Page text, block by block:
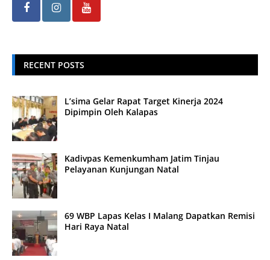
RECENT POSTS
L’sima Gelar Rapat Target Kinerja 2024
Dipimpin Oleh Kalapas
Kadivpas Kemenkumham Jatim Tinjau
Pelayanan Kunjungan Natal
69 WBP Lapas Kelas I Malang Dapatkan Remisi
Hari Raya Natal